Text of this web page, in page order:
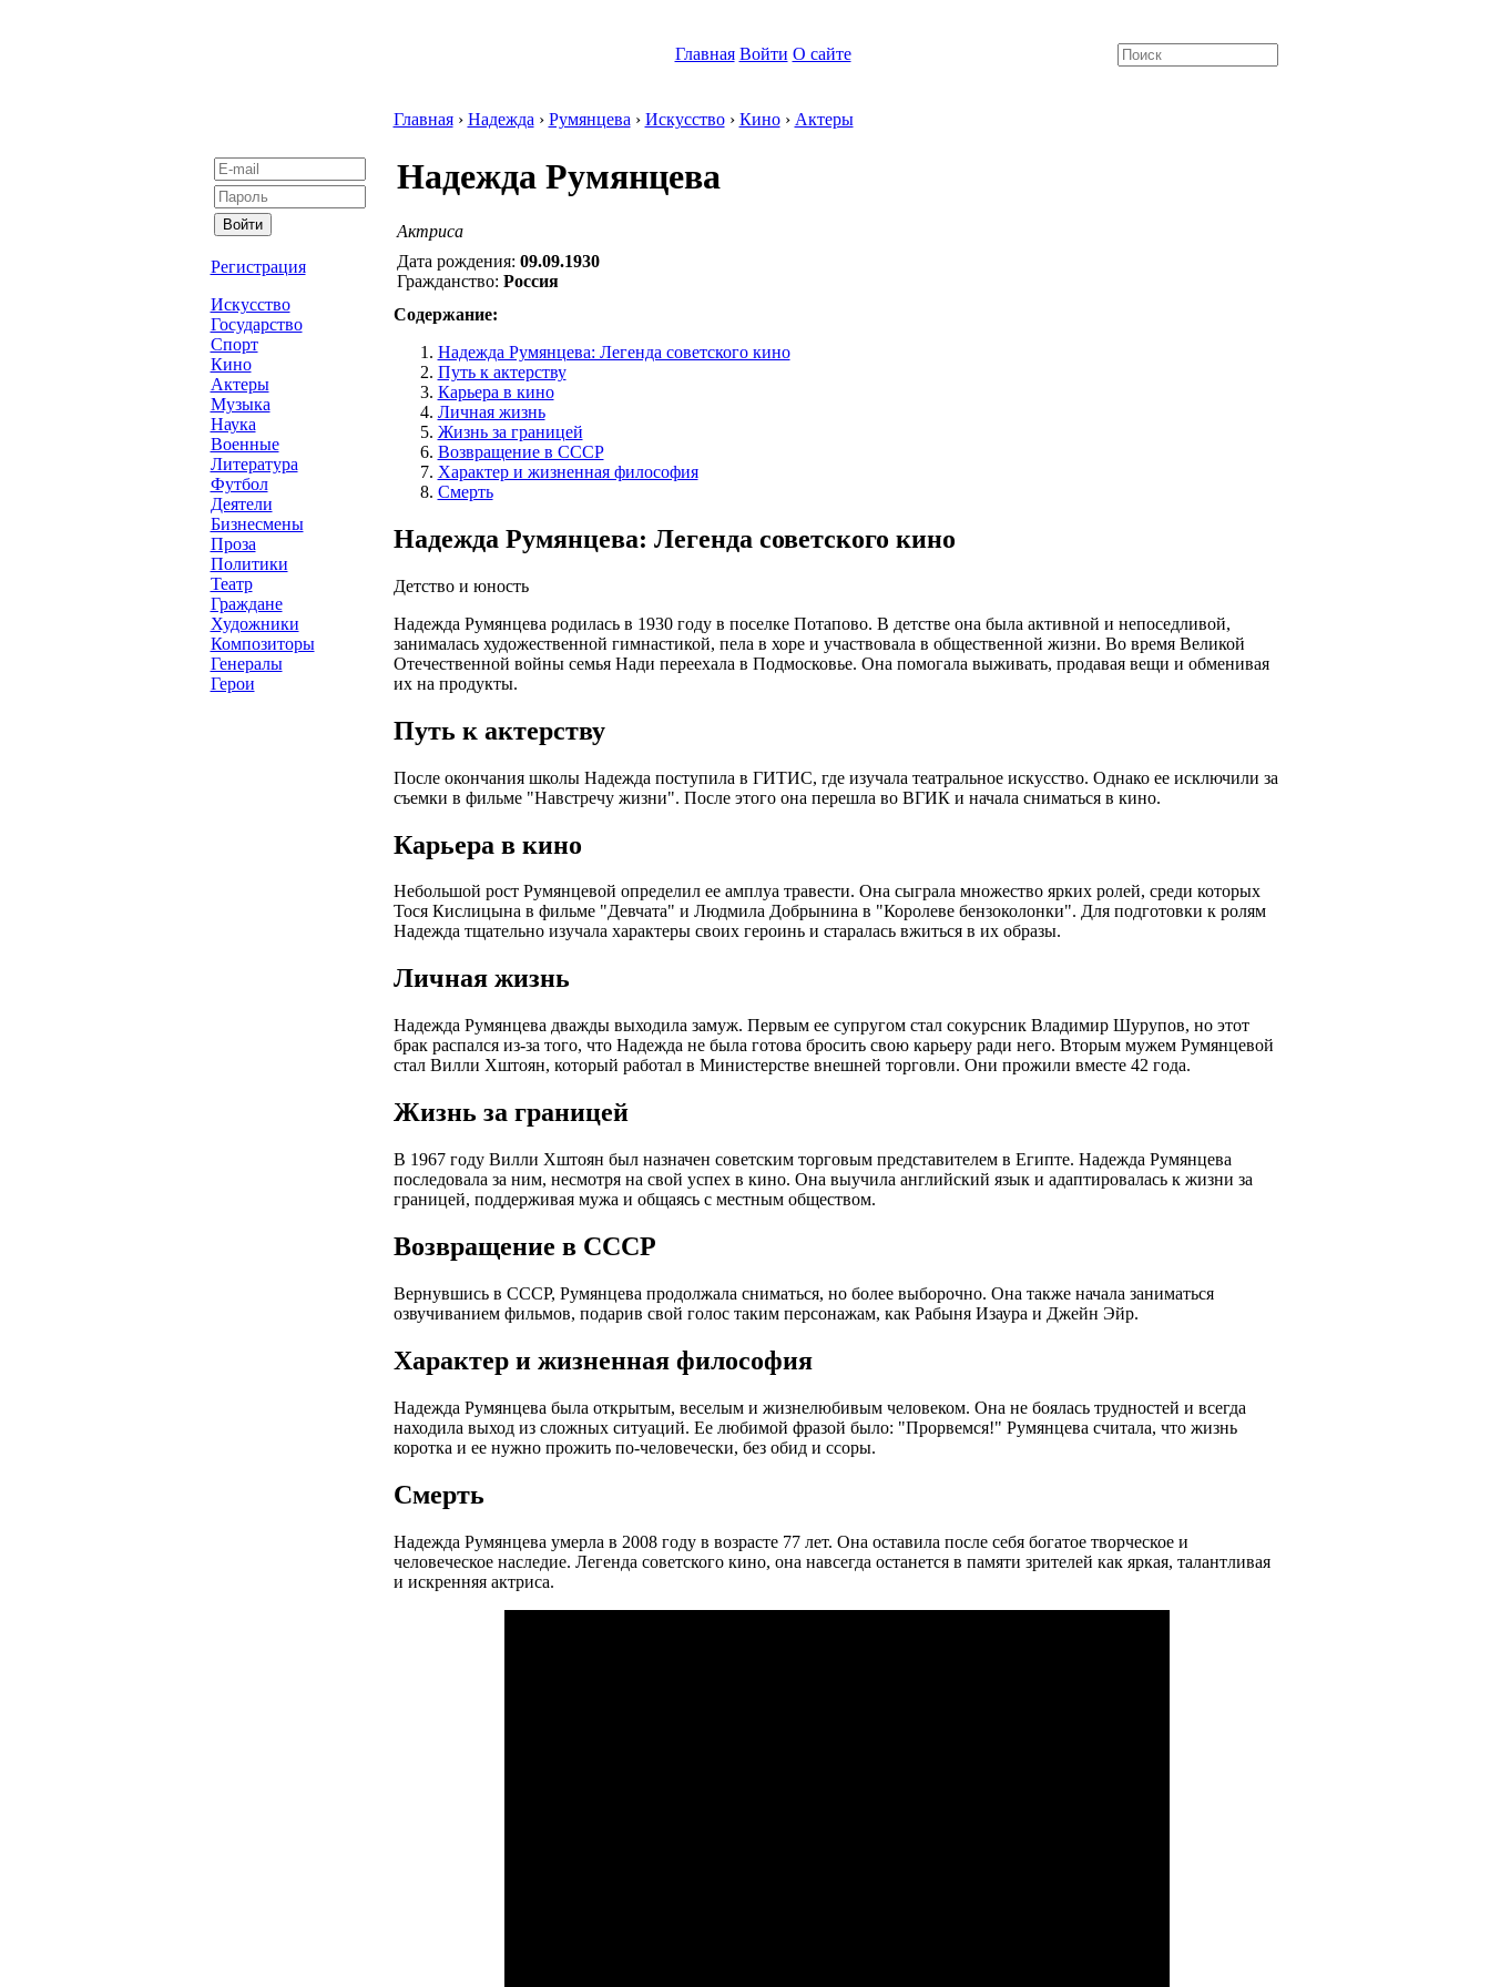
Главная Войти О сайте
Регистрация
Искусство
Государство
Спорт
Кино
Актеры
Музыка
Наука
Военные
Литература
Футбол
Деятели
Бизнесмены
Проза
Политики
Театр
Граждане
Художники
Композиторы
Генералы
Герои
Главная› Надежда › Румянцева › Искусство› Кино› Актеры
Надежда Румянцева
Актриса
Дата рождения: 09.09.1930
Гражданство: Россия
Содержание:
Надежда Румянцева: Легенда советского кино
Путь к актерству
Карьера в кино
Личная жизнь
Жизнь за границей
Возвращение в СССР
Характер и жизненная философия
Смерть
Надежда Румянцева: Легенда советского кино
Детство и юность
Надежда Румянцева родилась в 1930 году в поселке Потапово. В детстве она была активной и непоседливой,
занималась художественной гимнастикой, пела в хоре и участвовала в общественной жизни. Во время Великой
Отечественной войны семья Нади переехала в Подмосковье. Она помогала выживать, продавая вещи и обменивая
их на продукты.
Путь к актерству
После окончания школы Надежда поступила в ГИТИС, где изучала театральное искусство. Однако ее исключили за
съемки в фильме "Навстречу жизни". После этого она перешла во ВГИК и начала сниматься в кино.
Карьера в кино
Небольшой рост Румянцевой определил ее амплуа травести. Она сыграла множество ярких ролей, среди которых
Тося Кислицына в фильме "Девчата" и Людмила Добрынина в "Королеве бензоколонки". Для подготовки к ролям
Надежда тщательно изучала характеры своих героинь и старалась вжиться в их образы.
Личная жизнь
Надежда Румянцева дважды выходила замуж. Первым ее супругом стал сокурсник Владимир Шурупов, но этот
брак распался из-за того, что Надежда не была готова бросить свою карьеру ради него. Вторым мужем Румянцевой
стал Вилли Хштоян, который работал в Министерстве внешней торговли. Они прожили вместе 42 года.
Жизнь за границей
В 1967 году Вилли Хштоян был назначен советским торговым представителем в Египте. Надежда Румянцева
последовала за ним, несмотря на свой успех в кино. Она выучила английский язык и адаптировалась к жизни за
границей, поддерживая мужа и общаясь с местным обществом.
Возвращение в СССР
Вернувшись в СССР, Румянцева продолжала сниматься, но более выборочно. Она также начала заниматься
озвучиванием фильмов, подарив свой голос таким персонажам, как Рабыня Изаура и Джейн Эйр.
Характер и жизненная философия
Надежда Румянцева была открытым, веселым и жизнелюбивым человеком. Она не боялась трудностей и всегда
находила выход из сложных ситуаций. Ее любимой фразой было: "Прорвемся!" Румянцева считала, что жизнь
коротка и ее нужно прожить по-человечески, без обид и ссоры.
Смерть
Надежда Румянцева умерла в 2008 году в возрасте 77 лет. Она оставила после себя богатое творческое и
человеческое наследие. Легенда советского кино, она навсегда останется в памяти зрителей как яркая, талантливая
и искренняя актриса.